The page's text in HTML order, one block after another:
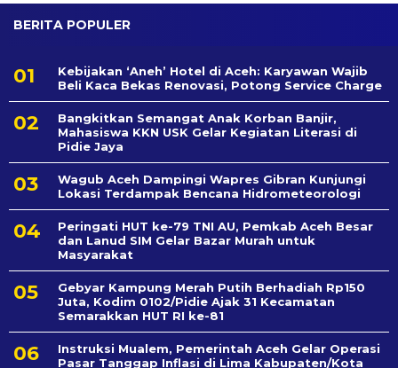
BERITA POPULER
Kebijakan ‘Aneh’ Hotel di Aceh: Karyawan Wajib
Beli Kaca Bekas Renovasi, Potong Service Charge
Bangkitkan Semangat Anak Korban Banjir,
Mahasiswa KKN USK Gelar Kegiatan Literasi di
Pidie Jaya
Wagub Aceh Dampingi Wapres Gibran Kunjungi
Lokasi Terdampak Bencana Hidrometeorologi
Peringati HUT ke-79 TNI AU, Pemkab Aceh Besar
dan Lanud SIM Gelar Bazar Murah untuk
Masyarakat
Gebyar Kampung Merah Putih Berhadiah Rp150
Juta, Kodim 0102/Pidie Ajak 31 Kecamatan
Semarakkan HUT RI ke-81
Instruksi Mualem, Pemerintah Aceh Gelar Operasi
Pasar Tanggap Inflasi di Lima Kabupaten/Kota